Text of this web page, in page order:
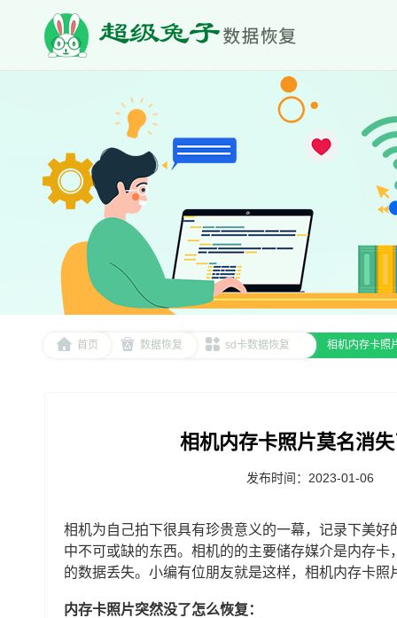
首页 数据恢复 sd卡数据恢复 相机内存卡照
相机内存卡照片莫名消
发布时间：2023-01-06
相机为自己拍下很具有珍贵意义的一幕，记录下美
中不可或缺的东西。相机的的主要储存媒介是内存
的数据丢失。小编有位朋友就是这样，相机内存卡
内存卡照片突然没了怎么恢复：